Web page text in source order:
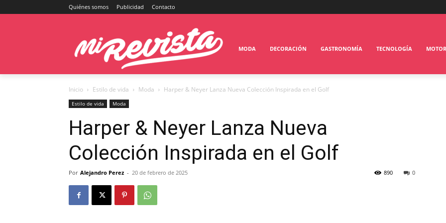
Quiénes somos Publicidad Contacto
MODA DECORACIÓN GASTRONOMÍA TECNOLOGÍA MOTOR
Inicio Estilo de vida Moda Harper & Neyer Lanza Nueva Colección Inspirada en el Golf
Estilo de vida Moda
Harper & Neyer Lanza Nueva
Colección Inspirada en el Golf
Por Alejandro Perez - 20 de febrero de 2025 0
890